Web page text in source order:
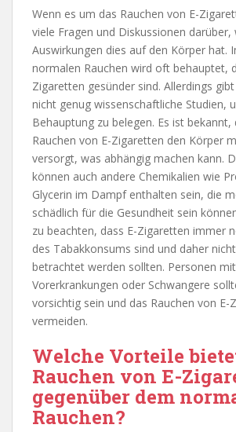
Wenn es um das Rauchen von E-
viele Fragen und Diskussionen darüber,
Auswirkungen dies auf den Körper hat.
normalen Rauchen wird oft behauptet,
Zigaretten gesünder sind. Allerdings
nicht genug wissenschaftliche Studien,
Behauptung zu belegen. Es ist bekannt,
Rauchen von E-Zigaretten den Körper
versorgt, was abhängig machen kann.
können auch andere Chemikalien wie
Glycerin im Dampf enthalten sein, die
schädlich für die Gesundheit sein
zu beachten, dass E-Zigaretten immer
des Tabakkonsums sind und daher
betrachtet werden sollten. Personen mit
Vorerkrankungen oder Schwangere
vorsichtig sein und das Rauchen von E-
vermeiden.
Welche Vorteile
Rauchen von E-
gegenüber dem
Rauchen?